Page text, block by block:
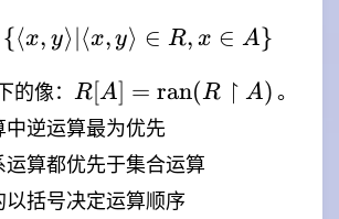
R \upharpoonright A
{⟨x, y⟩∣⟨x, y⟩ ∈ R, x ∈ A}
的像：
R[A] =
\mathrm{ran}
(R
\upharpoonright
A)
R[A] = ran(R ↾ A) 。
中逆运算最为优先
运算都优先于集合运算
以括号决定运算顺序